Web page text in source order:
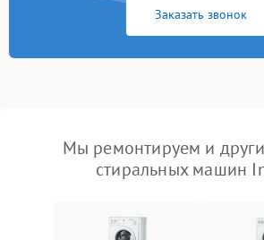
Заказать звонок
Мы ремонтируем и
стиральных машин